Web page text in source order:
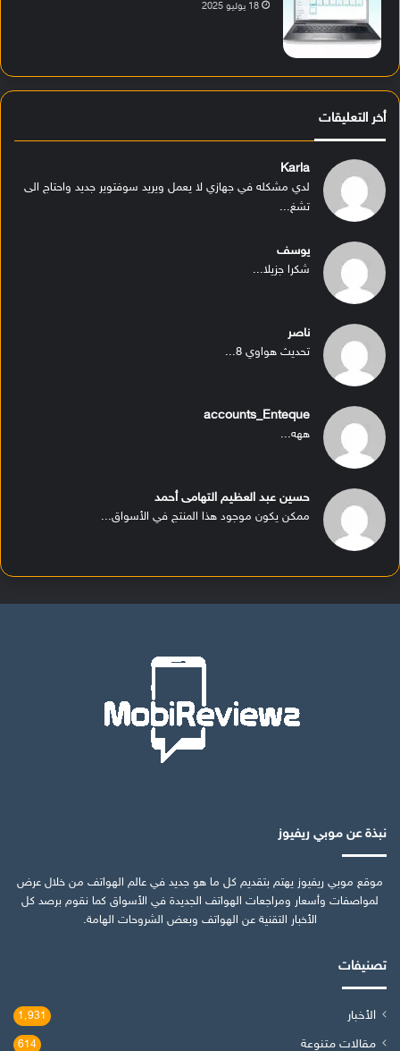
18 يوليو 2025
أخر التعليقات
Karla
لدي مشكله في جهازي لا يعمل ويريد سوفتوير جديد واحتاج الى
تشغ...
يوسف
شكرا جزيلا...
ناصر
تحديث هواوي 8...
accounts_Enteque
ههه...
حسين عبد العظيم التهامى أحمد
ممكن يكون موجود هذا المنتج في الأسواق...
نبذة عن موبي ريفيوز
موقع موبي ريفيوز يهتم بتقديم كل ما هو جديد في عالم الهواتف من خلال عرض
لمواصفات وأسعار ومراجعات الهواتف الجديدة في الأسواق كما نقوم برصد كل
الأخبار التقنية عن الهواتف وبعض الشروحات الهامة.
تصنيفات
الأخبار 1٬931
مقالات متنوعة 614